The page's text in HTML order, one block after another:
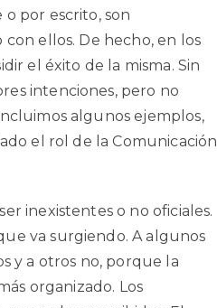
por escrito, son
ellos. De hecho, en los
el éxito de la misma. Sin
intenciones, pero no
algunos ejemplos,
el rol de la Comunicación
inexistentes o no oficiales.
va surgiendo. A algunos
y a otros no, porque la
organizado. Los